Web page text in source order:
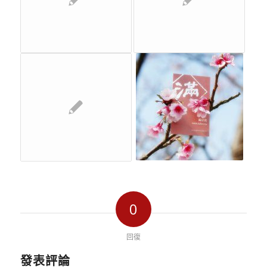
0
回復
發表評論